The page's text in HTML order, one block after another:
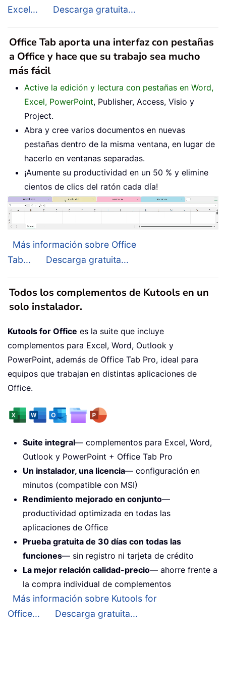
Excel...
Descarga gratuita...
Office Tab aporta una interfaz con pestañas
a Office y hace que su trabajo sea mucho
más fácil
Active la edición y lectura con pestañas en Word,
Excel, PowerPoint, Publisher, Access, Visio y
Project.
Abra y cree varios documentos en nuevas
pestañas dentro de la misma ventana, en lugar de
hacerlo en ventanas separadas.
¡Aumente su productividad en un 50 % y elimine
cientos de clics del ratón cada día!
Más información sobre Office
Tab...
Descarga gratuita...
Todos los complementos de Kutools en un
solo instalador.
Kutools for Office es la suite que incluye
complementos para Excel, Word, Outlook y
PowerPoint, además de Office Tab Pro, ideal para
equipos que trabajan en distintas aplicaciones de
Office.
Suite integral— complementos para Excel, Word,
Outlook y PowerPoint + Office Tab Pro
Un instalador, una licencia— configuración en
minutos (compatible con MSI)
Rendimiento mejorado en conjunto—
productividad optimizada en todas las
aplicaciones de Office
Prueba gratuita de 30 días con todas las
funciones— sin registro ni tarjeta de crédito
La mejor relación calidad-precio— ahorre frente a
la compra individual de complementos
Más información sobre Kutools for
Office...
Descarga gratuita...